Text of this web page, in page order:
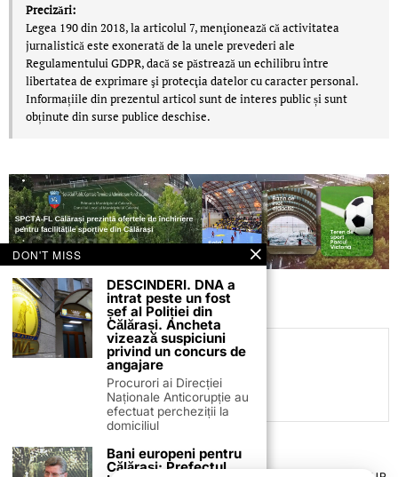
Precizări:
Legea 190 din 2018, la articolul 7, menţionează că activitatea
jurnalistică este exonerată de la unele prevederi ale
Regulamentului GDPR, dacă se păstrează un echilibru între
libertatea de exprimare şi protecţia datelor cu caracter personal.
Informațiile din prezentul articol sunt de interes public și sunt
obținute din surse publice deschise.
C.C
DON'T MISS
DESCINDERI. DNA a
intrat peste un fost
șef al Poliției din
Călărași. Ancheta
vizează suspiciuni
privind un concurs de
angajare
Procurori ai Direcției
Naționale Anticorupție au
efectuat percheziții la
domiciliul
Bani europeni pentru
Călărași: Prefectul